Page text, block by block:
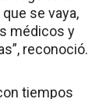
se vaya,
médicos y
reconoció.
tiempos